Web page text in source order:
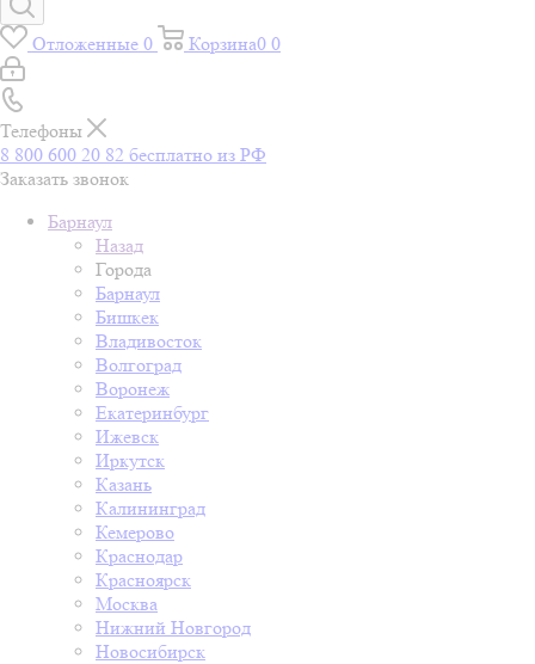
Отложенные 0 Корзина0 0
Телефоны
8 800 600 20 82 бесплатно из РФ
Заказать звонок
Барнаул
Назад
Города
Барнаул
Бишкек
Владивосток
Волгоград
Воронеж
Екатеринбург
Ижевск
Иркутск
Казань
Калининград
Кемерово
Краснодар
Красноярск
Москва
Нижний Новгород
Новосибирск